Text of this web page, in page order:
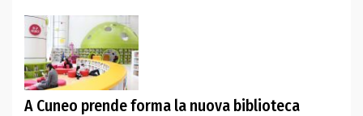
A Cuneo prende forma la nuova biblioteca